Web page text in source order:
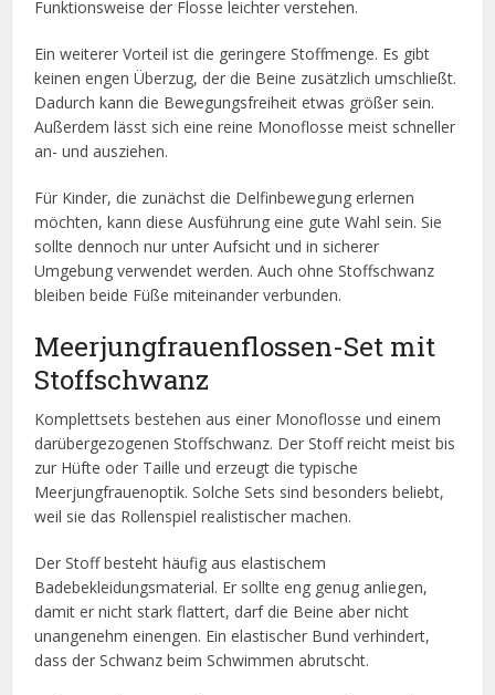
Funktionsweise der Flosse leichter verstehen.
Ein weiterer Vorteil ist die geringere Stoffmenge. Es gibt
keinen engen Überzug, der die Beine zusätzlich umschließt.
Dadurch kann die Bewegungsfreiheit etwas größer sein.
Außerdem lässt sich eine reine Monoflosse meist schneller
an- und ausziehen.
Für Kinder, die zunächst die Delfinbewegung erlernen
möchten, kann diese Ausführung eine gute Wahl sein. Sie
sollte dennoch nur unter Aufsicht und in sicherer
Umgebung verwendet werden. Auch ohne Stoffschwanz
bleiben beide Füße miteinander verbunden.
Meerjungfrauenflossen-Set mit
Stoffschwanz
Komplettsets bestehen aus einer Monoflosse und einem
darübergezogenen Stoffschwanz. Der Stoff reicht meist bis
zur Hüfte oder Taille und erzeugt die typische
Meerjungfrauenoptik. Solche Sets sind besonders beliebt,
weil sie das Rollenspiel realistischer machen.
Der Stoff besteht häufig aus elastischem
Badebekleidungsmaterial. Er sollte eng genug anliegen,
damit er nicht stark flattert, darf die Beine aber nicht
unangenehm einengen. Ein elastischer Bund verhindert,
dass der Schwanz beim Schwimmen abrutscht.